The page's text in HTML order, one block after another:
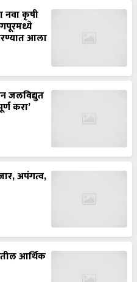
कृषी
आला
जलविद्युत
करा’
अपंगत्व,
आर्थिक